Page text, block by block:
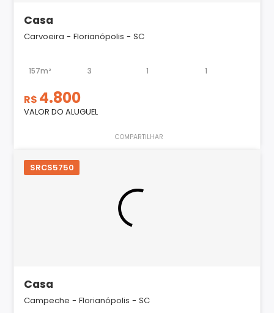
Casa
Carvoeira - Florianópolis - SC
157m² 3 1 1
R$ 4.800
VALOR DO ALUGUEL
COMPARTILHAR
SRCS5750
Casa
Campeche - Florianópolis - SC